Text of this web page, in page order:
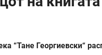
“Тане Георгиевски“